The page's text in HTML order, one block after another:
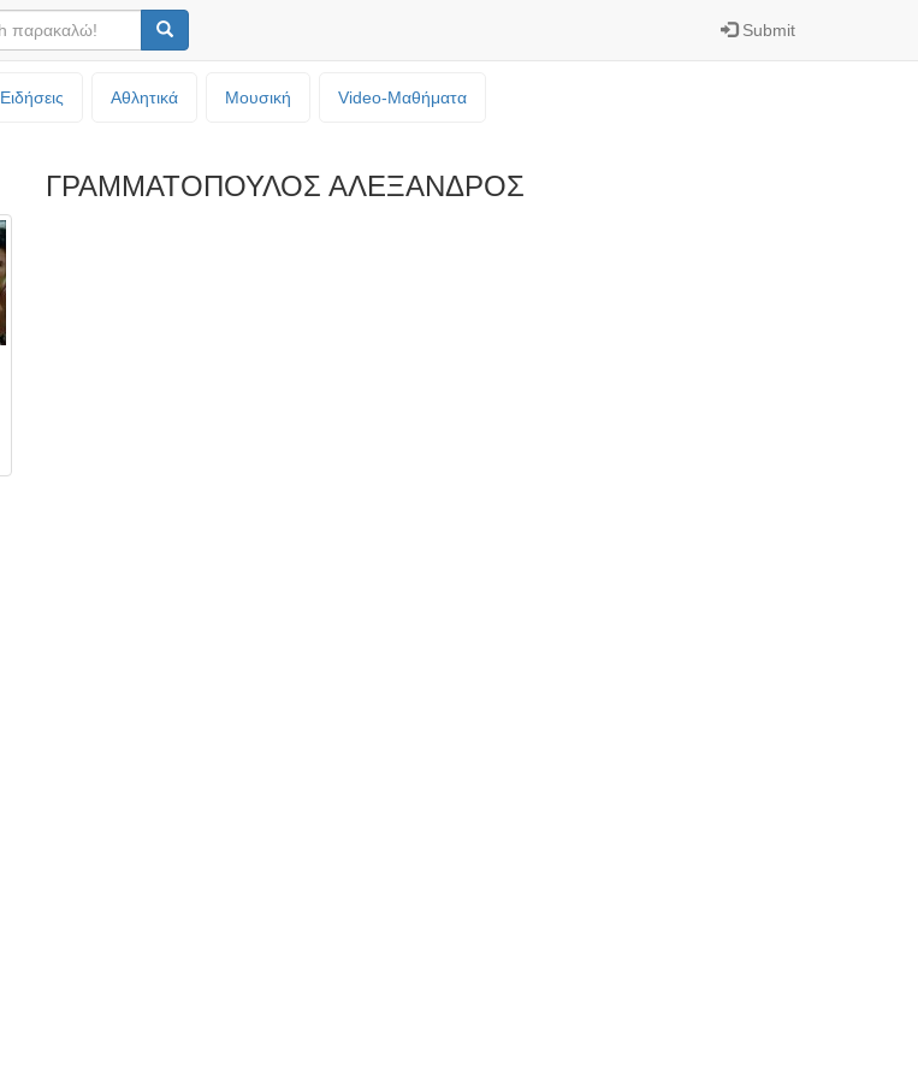
Submit
Ειδήσεις Αθλητικά Μουσική Video-Mαθήματα
ΓΡΑΜΜΑΤΟΠΟΥΛΟΣ ΑΛΕΞΑΝΔΡΟΣ